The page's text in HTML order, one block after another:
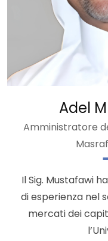
Adel
Amministratore
Il Sig. Mustafawi
di esperienza nel
mercati dei